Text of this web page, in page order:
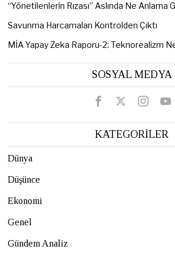
“Yönetilenlerin Rızası” Aslında Ne Anlama
Savunma Harcamaları Kontrolden Çıktı
MİA Yapay Zeka Raporu-2: Teknorealizm
SOSYAL MEDYA
KATEGORİLER
Dünya
Düşünce
Ekonomi
Genel
Gündem Analiz